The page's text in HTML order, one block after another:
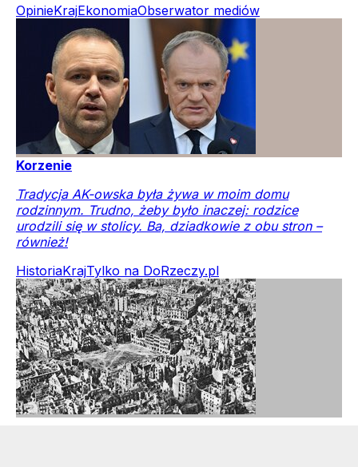
OpinieKrajEkonomiaObserwator mediów
Korzenie
Tradycja AK-owska była żywa w moim domu
rodzinnym. Trudno, żeby było inaczej: rodzice
urodzili się w stolicy. Ba, dziadkowie z obu stron –
również!
HistoriaKrajTylko na DoRzeczy.pl